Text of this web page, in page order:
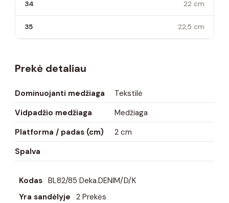
34 22 cm
35 22,5 cm
Prekė detaliau
Dominuojanti medžiaga
Tekstilė
Vidpadžio medžiaga
Medžiaga
Platforma / padas (cm)
2 cm
Spalva
Kodas BL82/85 Deka.DENIM/D/K
Yra sandėlyje 2 Prekės